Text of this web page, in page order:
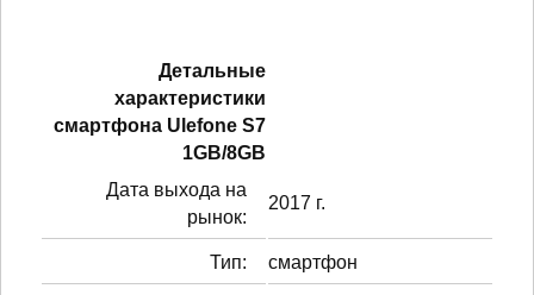
Детальные
характеристики
смартфонa Ulefone S7
1GB/8GB
Дата выхода на
рынок:
2017 г.
Тип: смартфон